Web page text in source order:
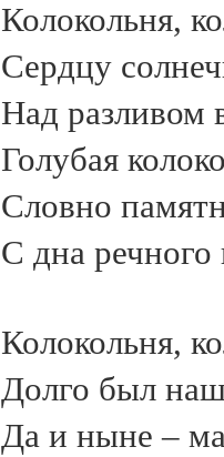
Колокольня,
Сердцу
Над разливом
Голубая
Словно
С дна речного
Колокольня,
Долго был
Да и ныне –